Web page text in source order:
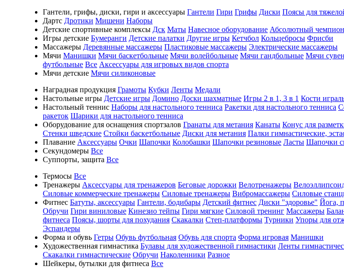
Гантели, грифы, диски, гири и аксессуары Гантели Гири Грифы Диски Поясы для
Дартс Дротики Мишени Наборы
Детские спортивные комплексы Дск Маты Навесное оборудование Абсолютный чемпион
Игры детские Бумеранги Детские палатки Другие игры Кетчбол Кольцебросы Фрисби
Массажеры Деревянные массажеры Пластиковые массажеры Электрические массажеры
Мячи Манишки Мячи баскетбольные Мячи волейбольные Мячи гандбольные Мячи
футбольные Все Аксессуары для игровых видов спорта
Мячи детские Мячи силиконовые
Наградная продукция Грамоты Кубки Ленты Медали
Настольные игры Детские игры Домино Доски шахматные Игры 2 в 1, 3 в 1 Кости
Настольный теннис Наборы для настольного тенниса Ракетки для настольного тенниса
ракеток Шарики для настольного тенниса
Оборудование для оснащения спортзалов Гранаты для метания Канаты Конус для
Стенки шведские Стойки баскетбольные Диски для метания Палки гимнастические,
Плавание Аксессуары Очки Шапочки Колобашки Шапочки резиновые Ласты Шапочки
Секундомеры Все
Суппорты, защита Все
Термосы Все
Тренажеры Аксессуары для тренажеров Беговые дорожки Велотренажеры
Силовые коммерческие тренажеры Силовые тренажеры Вибромассажеры Силовые
Фитнес Батуты, аксессуары Гантели, бодибары Детский фитнес Диски "здоровье" Йога,
Обручи Гири виниловые Кинезио тейпы Гири мягкие Силовой тренинг Массажеры
фитнеса Поясы, шорты для похудания Скакалки Степ-платформы Турники Упоры для
Эспандеры
Форма и обувь Гетры Обувь футбольная Обувь для спорта Форма игровая Манишки
Художественная гимнастика Булавы для художественной гимнастики Ленты
Скакалки гимнастические Обручи Наколенники Разное
Шейкеры, бутылки для фитнеса Все